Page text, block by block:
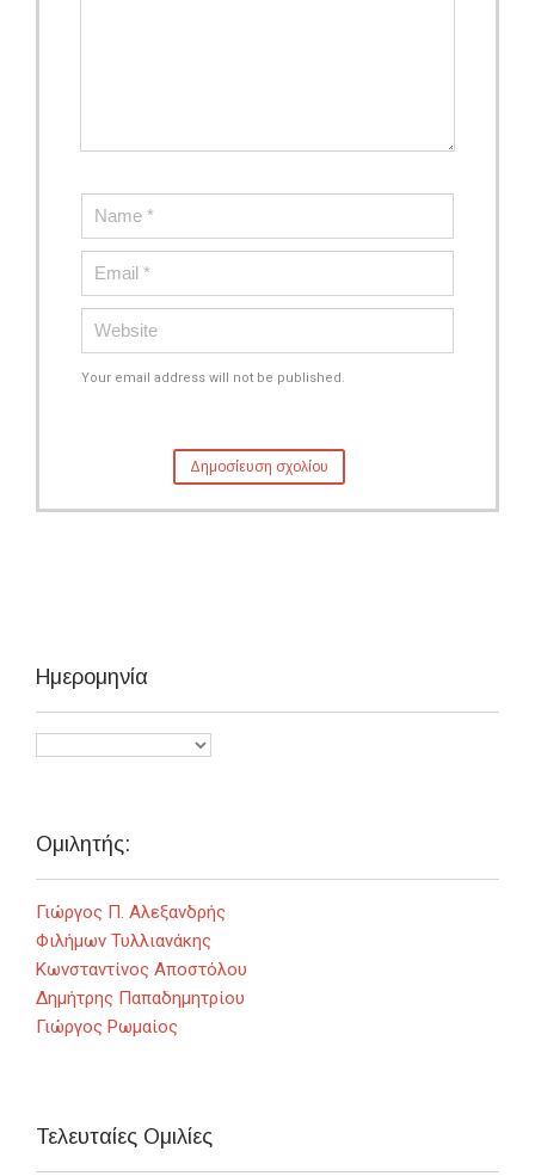
Your email address will not be published.
Ημερομηνία
Ομιλητής:
Γιώργος Π. Αλεξανδρής
Φιλήμων Τυλλιανάκης
Κωνσταντίνος Αποστόλου
Δημήτρης Παπαδημητρίου
Γιώργος Ρωμαίος
Τελευταίες Ομιλίες